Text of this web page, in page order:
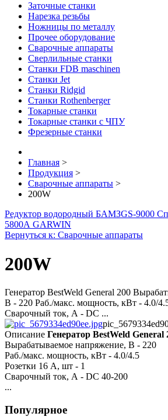
Заточные станки
Нарезка резьбы
Ножницы по металлу
Прочее оборудование
Сварочные аппараты
Сверлильные станки
Станки FDB maschinen
Станки Jet
Станки Ridgid
Станки Rothenberger
Токарные станки
Токарные станки с ЧПУ
Фрезерные станки
Главная >
Продукция >
Сварочные аппараты >
200W
Редуктор водородный БАМЗGS-9000
5800А GARWIN
Вернуться к: Сварочные аппараты
200W
Генератор BestWeld General 200
В - 220 Раб./макс. мощность, кВт - 4.0/
Сварочный ток, А - DC ...
Описание Генератор BestWeld General
Вырабатываемое напряжение, В - 220
Раб./макс. мощность, кВт - 4.0/4.5
Розетки 16 А, шт - 1
Сварочный ток, А - DC 40-200
...
Популярное